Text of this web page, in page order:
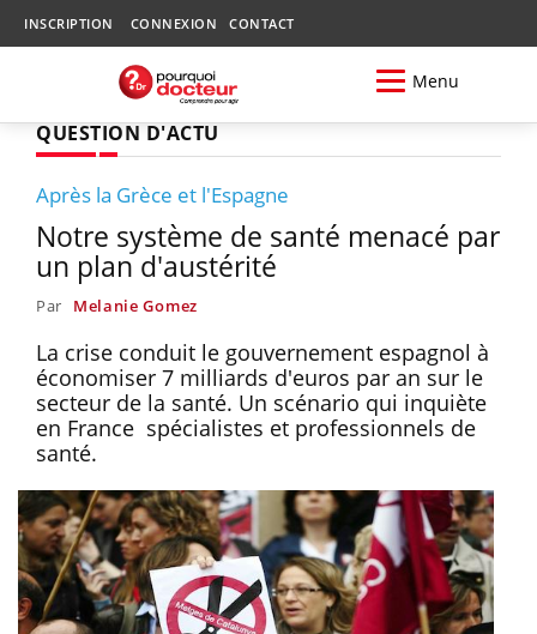
INSCRIPTION CONNEXION CONTACT
Menu
QUESTION D'ACTU
Après la Grèce et l'Espagne
Notre système de santé menacé par
un plan d'austérité
Par Melanie Gomez
La crise conduit le gouvernement espagnol à
économiser 7 milliards d'euros par an sur le
secteur de la santé. Un scénario qui inquiète
en France spécialistes et professionnels de
santé.